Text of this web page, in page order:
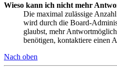
Wieso kann ich nicht mehr
Die maximal zulässige
wird durch die Board-
glaubst, mehr
benötigen, kontaktiere einen
Nach oben